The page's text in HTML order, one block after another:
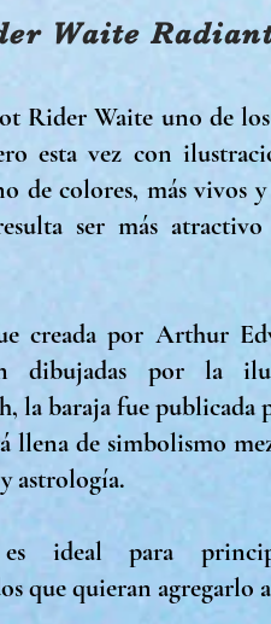
Waite
Rider Waite uno de
esta vez con
de colores, más vivos
ser más
creada por Arthur
dibujadas por la
la baraja fue publicada
llena de simbolismo
astrología.
ideal para
que quieran agregarlo